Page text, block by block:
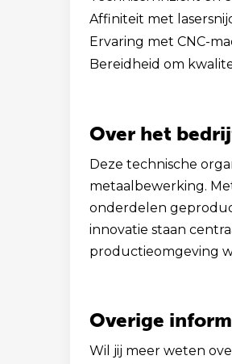
Affiniteit met
Ervaring met CNC-
Bereidheid om
Over het
Deze technische
metaalbewerking.
onderdelen
innovatie staan
productieomgeving
Overige
Wil jij meer weten